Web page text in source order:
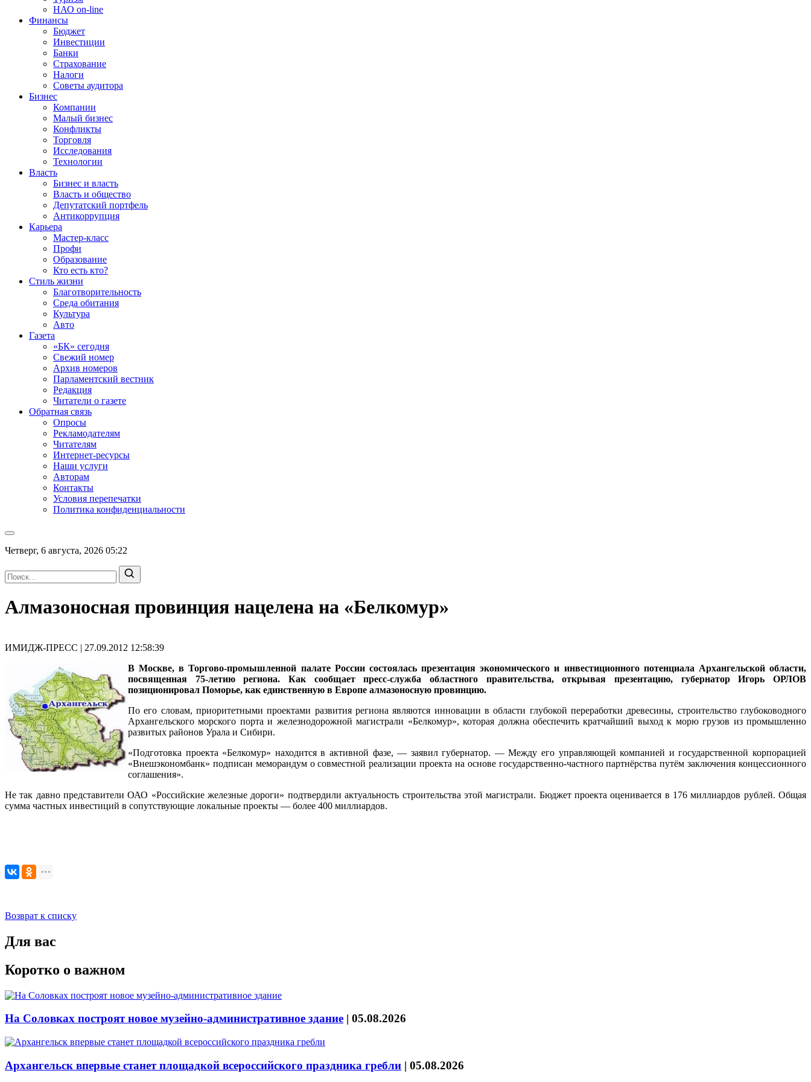
НАО on-line
Финансы
Бюджет
Инвестиции
Банки
Страхование
Налоги
Советы аудитора
Бизнес
Компании
Малый бизнес
Конфликты
Торговля
Исследования
Технологии
Власть
Бизнес и власть
Власть и общество
Депутатский портфель
Антикоррупция
Карьера
Мастер-класс
Профи
Образование
Кто есть кто?
Стиль жизни
Благотворительность
Среда обитания
Культура
Авто
Газета
«БК» сегодня
Свежий номер
Архив номеров
Парламентский вестник
Редакция
Читатели о газете
Обратная связь
Опросы
Рекламодателям
Читателям
Интернет-ресурсы
Наши услуги
Авторам
Контакты
Условия перепечатки
Политика конфиденциальности
Четверг, 6 августа, 2026 05:22
Алмазоносная провинция нацелена на «Белкомур»
ИМИДЖ-ПРЕСС | 27.09.2012 12:58:39
В Москве, в Торгово-промышленной палате России состоялась презентация экономического и инвестиционного потенциала Архангельской области,
посвященная 75-летию региона. Как сообщает пресс-служба областного правительства, открывая презентацию, губернатор Игорь ОРЛОВ
позиционировал Поморье, как единственную в Европе алмазоносную провинцию.
По его словам, приоритетными проектами развития региона являются инновации в области глубокой переработки древесины, строительство глубоководного
Архангельского морского порта и железнодорожной магистрали «Белкомур», которая должна обеспечить кратчайший выход к морю грузов из промышленно
развитых районов Урала и Сибири.
«Подготовка проекта «Белкомур» находится в активной фазе, — заявил губернатор. — Между его управляющей компанией и государственной корпорацией
«Внешэкономбанк» подписан меморандум о совместной реализации проекта на основе государственно-частного партнёрства путём заключения концессионного
соглашения».
Не так давно представители ОАО «Российские железные дороги» подтвердили актуальность строительства этой магистрали. Бюджет проекта оценивается в 176 миллиардов рублей. Общая
сумма частных инвестиций в сопутствующие локальные проекты — более 400 миллиардов.
Возврат к списку
Для вас
Коротко о важном
На Соловках построят новое музейно-административное здание | 05.08.2026
Архангельск впервые станет площадкой всероссийского праздника гребли | 05.08.2026